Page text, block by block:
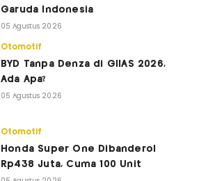
Garuda Indonesia
05 Agustus 2026
Otomotif
BYD Tanpa Denza di GIIAS 2026,
Ada Apa?
05 Agustus 2026
Otomotif
Honda Super One Dibanderol
Rp438 Juta, Cuma 100 Unit